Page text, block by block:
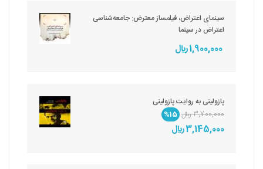
سینمای اعتراض، فیلمساز معترض: جامعه‌شناسی
اعتراض در سینما
1,900,000 ريال
پازولینی به روایت پازولینی
3,700,000 ريال
%15
3,145,000 ريال